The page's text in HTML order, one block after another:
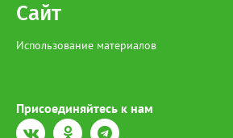
Сайт
Использование материалов
Присоединяйтесь к нам